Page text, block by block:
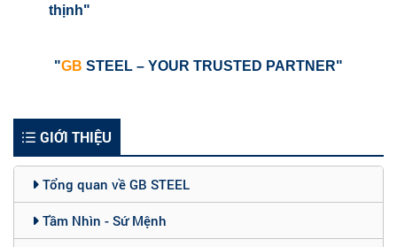
GIỚI THIỆU
Tổng quan về GB STEEL
Tầm Nhìn - Sứ Mệnh
thịnh"
"GB STEEL – YOUR TRUSTED PARTNER"